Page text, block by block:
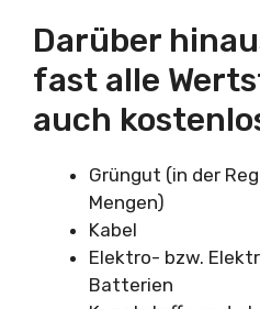
Darüber
fast alle
auch
Grüngut (in der
Mengen)
Kabel
Elektro- bzw.
Batterien